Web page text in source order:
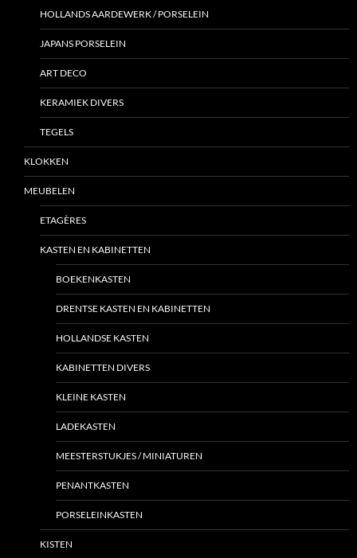
HOLLANDS AARDEWERK / PORSELEIN
JAPANS PORSELEIN
ART DECO
KERAMIEK DIVERS
TEGELS
KLOKKEN
MEUBELEN
ETAGÈRES
KASTEN EN KABINETTEN
BOEKENKASTEN
DRENTSE KASTEN EN KABINETTEN
HOLLANDSE KASTEN
KABINETTEN DIVERS
KLEINE KASTEN
LADEKASTEN
MEESTERSTUKJES / MINIATUREN
PENANTKASTEN
PORSELEINKASTEN
KISTEN